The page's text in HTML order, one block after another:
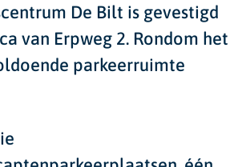
De Bilt is gevestigd
van Erpweg 2. Rondom het
parkeerruimte